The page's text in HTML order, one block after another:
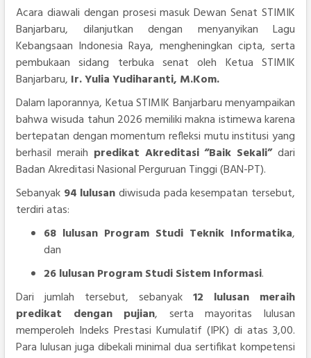
Acara diawali dengan prosesi masuk Dewan Senat STIMIK
Banjarbaru, dilanjutkan dengan menyanyikan Lagu
Kebangsaan Indonesia Raya, mengheningkan cipta, serta
pembukaan sidang terbuka senat oleh Ketua STIMIK
Banjarbaru, Ir. Yulia Yudiharanti, M.Kom.
Dalam laporannya, Ketua STIMIK Banjarbaru menyampaikan
bahwa wisuda tahun 2026 memiliki makna istimewa karena
bertepatan dengan momentum refleksi mutu institusi yang
berhasil meraih predikat Akreditasi “Baik Sekali”dari
Badan Akreditasi Nasional Perguruan Tinggi (BAN-PT).
Sebanyak 94 lulusandiwisuda pada kesempatan tersebut,
terdiri atas:
68 lulusan Program Studi Teknik Informatika,
dan
26 lulusan Program Studi Sistem Informasi.
Dari jumlah tersebut, sebanyak 12 lulusan meraih
predikat dengan pujian, serta mayoritas lulusan
memperoleh Indeks Prestasi Kumulatif (IPK) di atas 3,00.
Para lulusan juga dibekali minimal dua sertifikat kompetensi